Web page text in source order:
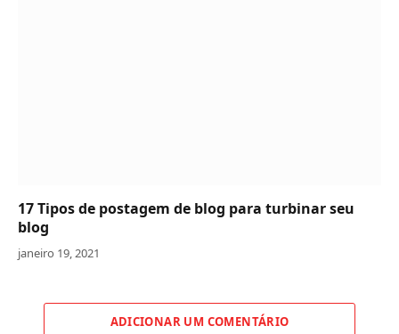
17 Tipos de postagem de blog para turbinar seu
blog
janeiro 19, 2021
ADICIONAR UM COMENTÁRIO